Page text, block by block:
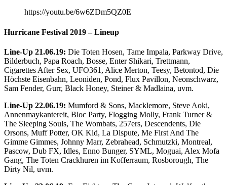
https://youtu.be/6w6ZDm5QZ0E
Hurricane Festival 2019 – Lineup
Line-Up 21.06.19: Die Toten Hosen, Tame Impala, Parkway Drive,
Bilderbuch, Papa Roach, Bosse, Enter Shikari, Trettmann,
Cigarettes After Sex, UFO361, Alice Merton, Teesy, Betontod, Die
Höchste Eisenbahn, Leoniden, Pond, Flux Pavillon, Neonschwarz,
Sam Fender, Gurr, Black Honey, Steiner & Madlaina, uvm.
Line-Up 22.06.19: Mumford & Sons, Macklemore, Steve Aoki,
Annenmaykantereit, Bloc Party, Flogging Molly, Frank Turner &
The Sleeping Souls, The Wombats, 257ers, Descendents, Die
Orsons, Muff Potter, OK Kid, La Dispute, Me First And The
Gimme Gimmes, Johnny Marr, Zebrahead, Schmutzki, Montreal,
Pascow, Dub FX, Idles, Enno Bunger, SYML, Moguai, Alex Mofa
Gang, The Toten Crackhuren im Kofferraum, Rosborough, The
Dirty Nil, uvm.